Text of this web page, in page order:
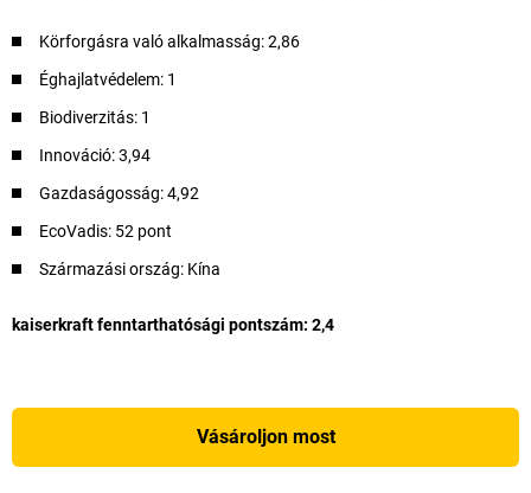
Körforgásra való alkalmasság: 2,86
Éghajlatvédelem: 1​
Biodiverzitás: 1
Innováció: 3,94
Gazdaságosság: 4,92
EcoVadis: 52 pont
Származási ország: Kína
kaiserkraft fenntarthatósági pontszám: 2,4
Vásároljon most